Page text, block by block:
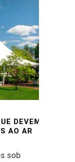
DEVEM
AO AR
sob